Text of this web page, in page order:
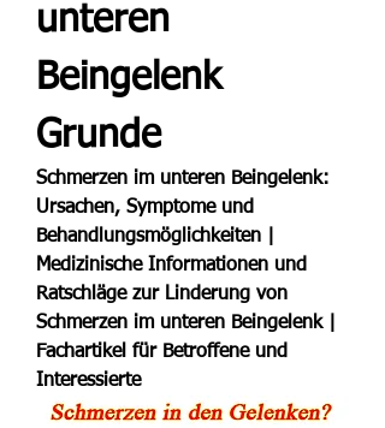
unteren
Beingelenk
Grunde
Schmerzen im unteren Beingelenk:
Ursachen, Symptome und
Behandlungsmöglichkeiten |
Medizinische Informationen und
Ratschläge zur Linderung von
Schmerzen im unteren Beingelenk |
Fachartikel für Betroffene und
Interessierte